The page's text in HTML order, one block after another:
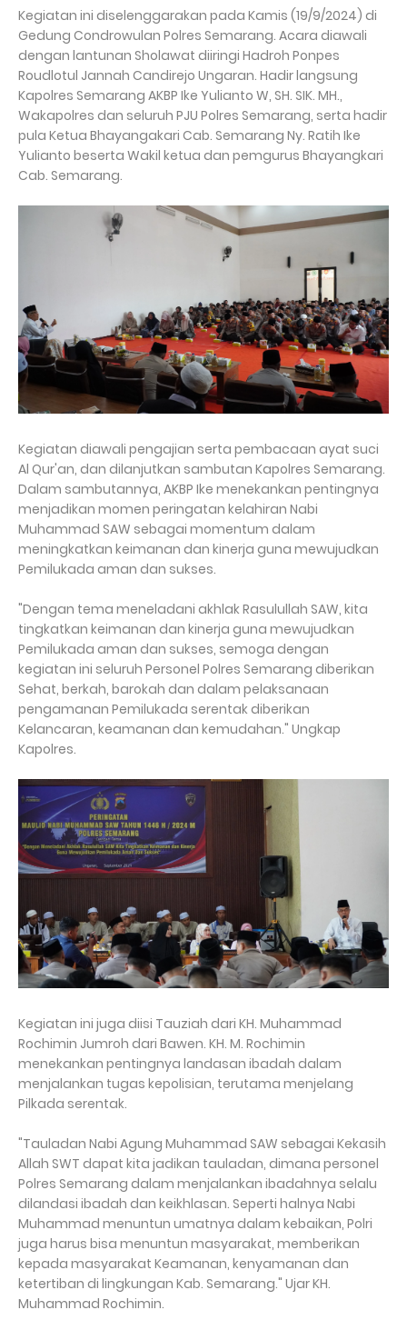
Kegiatan ini diselenggarakan pada Kamis (19/9/2024) di
Gedung Condrowulan Polres Semarang. Acara diawali
dengan lantunan Sholawat diiringi Hadroh Ponpes
Roudlotul Jannah Candirejo Ungaran. Hadir langsung
Kapolres Semarang AKBP Ike Yulianto W, SH. SIK. MH.,
Wakapolres dan seluruh PJU Polres Semarang, serta hadir
pula Ketua Bhayangakari Cab. Semarang Ny. Ratih Ike
Yulianto beserta Wakil ketua dan pemgurus Bhayangkari
Cab. Semarang.
Kegiatan diawali pengajian serta pembacaan ayat suci
Al Qur'an, dan dilanjutkan sambutan Kapolres Semarang.
Dalam sambutannya, AKBP Ike menekankan pentingnya
menjadikan momen peringatan kelahiran Nabi
Muhammad SAW sebagai momentum dalam
meningkatkan keimanan dan kinerja guna mewujudkan
Pemilukada aman dan sukses.
"Dengan tema meneladani akhlak Rasulullah SAW, kita
tingkatkan keimanan dan kinerja guna mewujudkan
Pemilukada aman dan sukses, semoga dengan
kegiatan ini seluruh Personel Polres Semarang diberikan
Sehat, berkah, barokah dan dalam pelaksanaan
pengamanan Pemilukada serentak diberikan
Kelancaran, keamanan dan kemudahan." Ungkap
Kapolres.
Kegiatan ini juga diisi Tauziah dari KH. Muhammad
Rochimin Jumroh dari Bawen. KH. M. Rochimin
menekankan pentingnya landasan ibadah dalam
menjalankan tugas kepolisian, terutama menjelang
Pilkada serentak.
"Tauladan Nabi Agung Muhammad SAW sebagai Kekasih
Allah SWT dapat kita jadikan tauladan, dimana personel
Polres Semarang dalam menjalankan ibadahnya selalu
dilandasi ibadah dan keikhlasan. Seperti halnya Nabi
Muhammad menuntun umatnya dalam kebaikan, Polri
juga harus bisa menuntun masyarakat, memberikan
kepada masyarakat Keamanan, kenyamanan dan
ketertiban di lingkungan Kab. Semarang." Ujar KH.
Muhammad Rochimin.